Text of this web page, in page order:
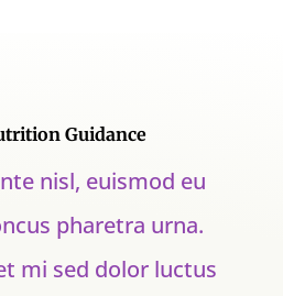
Guidance
nisl, euismod eu
pharetra urna.
mi sed dolor luctus